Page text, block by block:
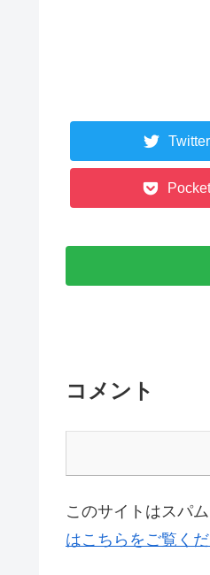
Twitter
コメント
このサイトはスパ
はこちらをご覧く